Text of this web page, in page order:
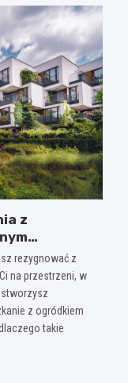
z
rezygnować z
na przestrzeni, w
z ogródkiem
takie